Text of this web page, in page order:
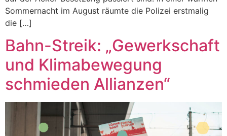
Sommernacht im August räumte die Polizei erstmalig
die […]
Bahn-Streik: „Gewerkschaft
und Klimabewegung
schmieden Allianzen“